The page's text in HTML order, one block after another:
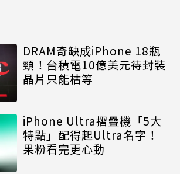
DRAM奇缺成iPhone 18瓶
頸！台積電10億美元待封裝
晶片只能枯等
iPhone Ultra摺疊機「5大
特點」配得起Ultra名字！
果粉看完更心動